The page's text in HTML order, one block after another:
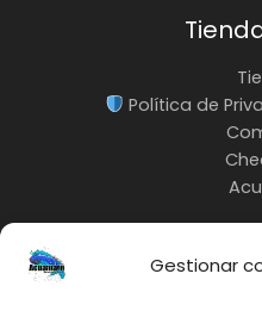
Gestionar
Política de